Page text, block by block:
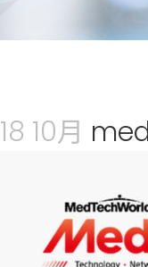
18 10月